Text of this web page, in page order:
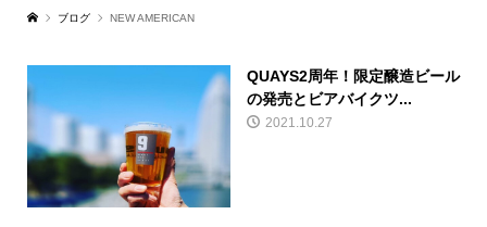
ブログ NEW AMERICAN
QUAYS2周年！限定醸造ビール
の発売とビアバイクツ...
2021.10.27